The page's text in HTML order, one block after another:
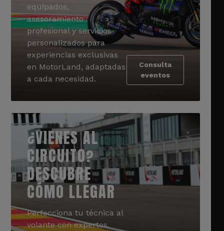
equipados,
asesoramiento
profesional y servicios
personalizados para
experiencias exclusivas
en MotorLand, adaptadas
a cada necesidad.
Consulta
eventos
¿VIENES AL
CIRCUITO?
DESCUBRE
CÓMO LLEGAR
Perfecciona tu técnica al
volante con expertos.